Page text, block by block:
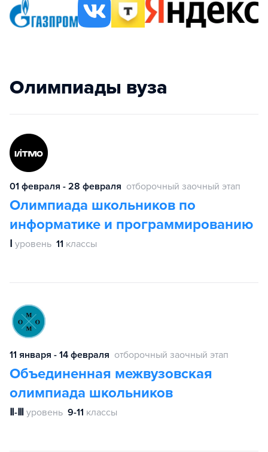
Олимпиады вуза
01 февраля - 28 февраля отборочный заочный этап
Олимпиада школьников по
информатике и программированию
Ⅰ уровень 11 классы
11 января - 14 февраля отборочный заочный этап
Объединенная межвузовская
олимпиада школьников
Ⅱ-Ⅲ уровень 9-11 классы